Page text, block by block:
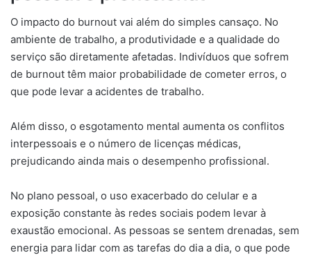
O impacto do burnout vai além do simples cansaço. No
ambiente de trabalho, a produtividade e a qualidade do
serviço são diretamente afetadas. Indivíduos que sofrem
de burnout têm maior probabilidade de cometer erros, o
que pode levar a acidentes de trabalho.
Além disso, o esgotamento mental aumenta os conflitos
interpessoais e o número de licenças médicas,
prejudicando ainda mais o desempenho profissional.
No plano pessoal, o uso exacerbado do celular e a
exposição constante às redes sociais podem levar à
exaustão emocional. As pessoas se sentem drenadas, sem
energia para lidar com as tarefas do dia a dia, o que pode